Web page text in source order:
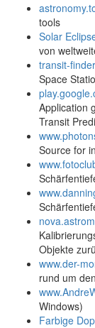
tools
Solar
von
transit-
Space
Application
Transit
Source for
Objekte
www.der-
rund um
Windows)
Farbige